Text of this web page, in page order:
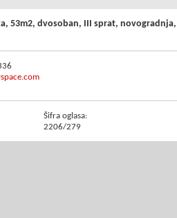
53m2, dvosoban, III sprat,
Šifra oglasa:
2206/279